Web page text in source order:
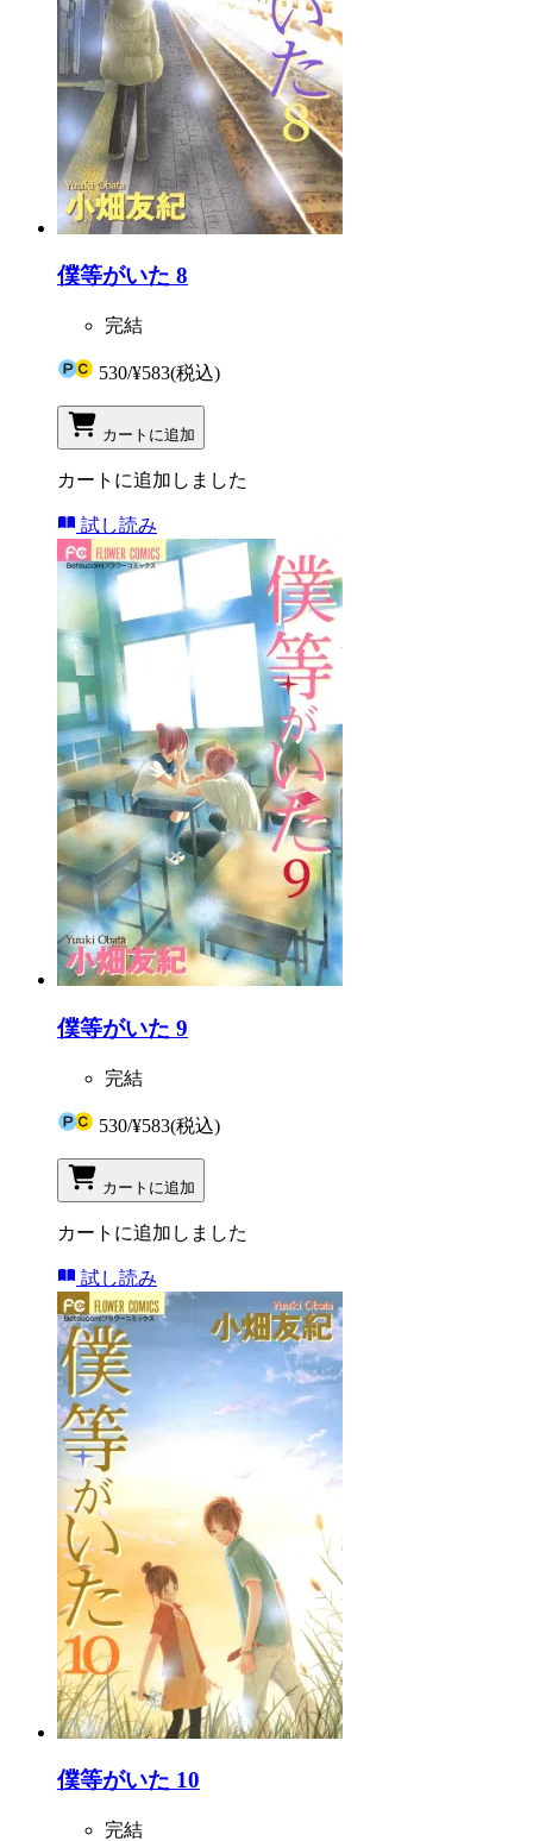
僕等がいた 8
完結
530/¥583(税込)
カートに追加
カートに追加しました
試し読み
僕等がいた 9
完結
530/¥583(税込)
カートに追加
カートに追加しました
試し読み
僕等がいた 10
完結